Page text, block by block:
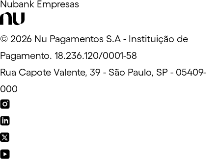
Nubank Empresas
© 2026 Nu Pagamentos S.A - Instituição de
Pagamento. 18.236.120/0001-58
Rua Capote Valente, 39 - São Paulo, SP - 05409-
000